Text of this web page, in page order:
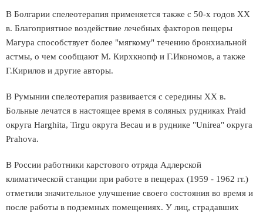
В Болгарии спелеотерапия применяется также с 50-х годов ХХ
в. Благоприятное воздействие лечебных факторов пещеры
Магура способствует более "мягкому" течению бронхиальной
астмы, о чем сообщают М. Кирхкнопф и Г.Икономов, а также
Г.Кирилов и другие авторы.
В Румынии спелеотерапия развивается с середины ХХ в.
Больные лечатся в настоящее время в соляных рудниках Praid
округа Наrghita, Tirgu округа Весаu и в руднике "Unirea" округа
Ргаhоvа.
В России работники карстового отряда Адлерской
климатической станции при работе в пещерах (1959 - 1962 гг.)
отметили значительное улучшение своего состояния во время и
после работы в подземных помещениях. У лиц, страдавших